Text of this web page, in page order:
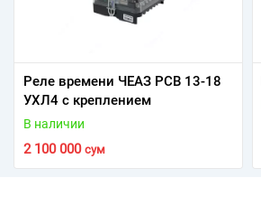
Реле времени ЧЕАЗ РСВ 13-18
УХЛ4 с креплением
В наличии
2 100 000 сум